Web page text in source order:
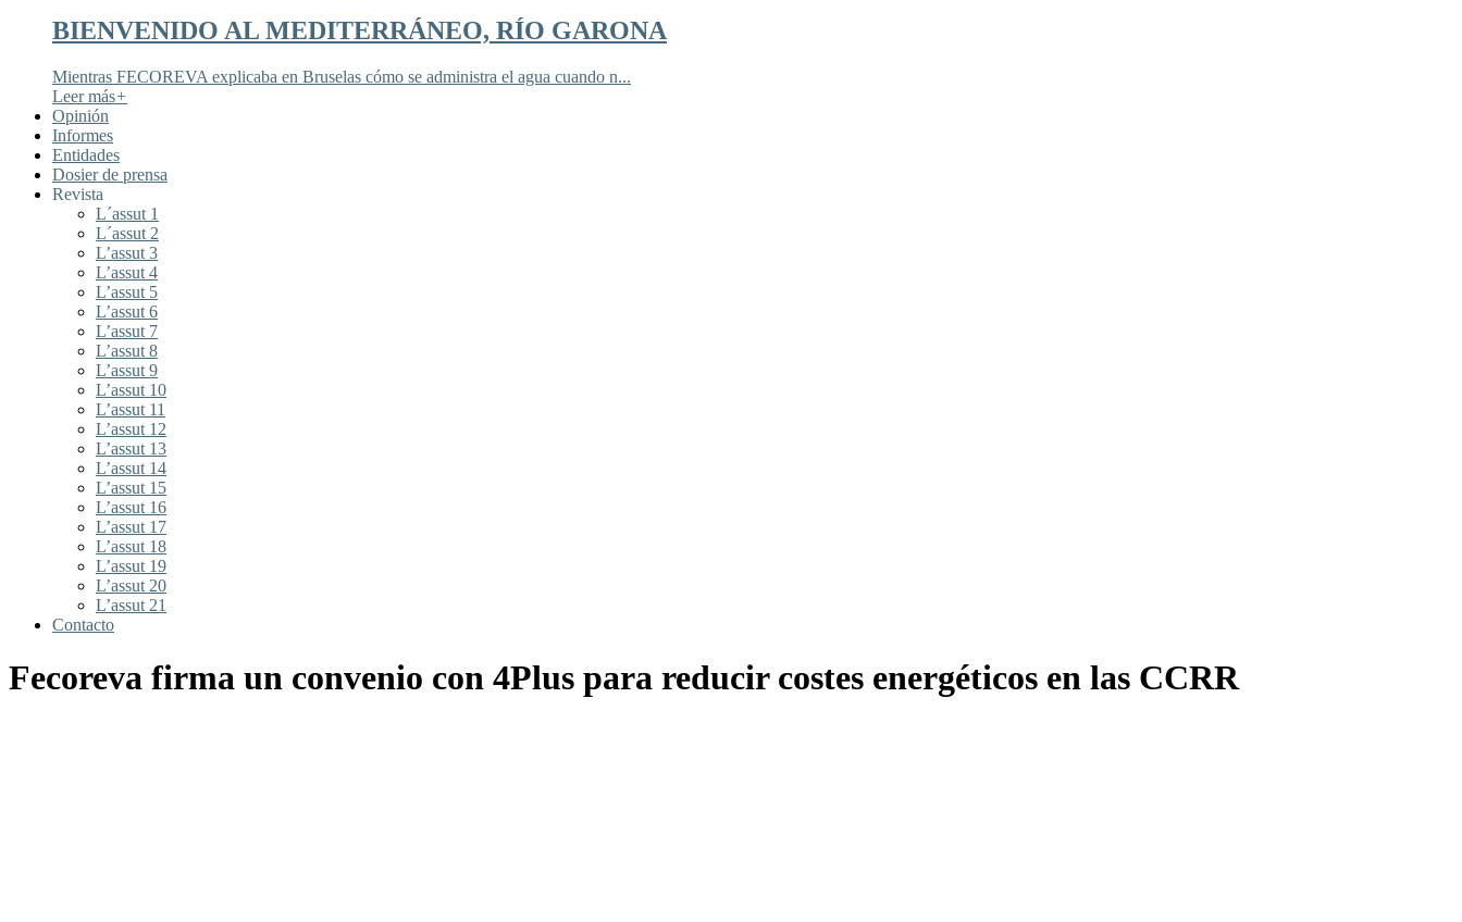
BIENVENIDO AL MEDITERRÁNEO, RÍO GARONA
Mientras FECOREVA explicaba en Bruselas cómo se administra el agua cuando n...
Leer más+
Opinión
Informes
Entidades
Dosier de prensa
Revista
L´assut 1
L´assut 2
L’assut 3
L’assut 4
L’assut 5
L’assut 6
L’assut 7
L’assut 8
L’assut 9
L’assut 10
L’assut 11
L’assut 12
L’assut 13
L’assut 14
L’assut 15
L’assut 16
L’assut 17
L’assut 18
L’assut 19
L’assut 20
L’assut 21
Contacto
Fecoreva firma un convenio con 4Plus para reducir costes energéticos en las CCRR